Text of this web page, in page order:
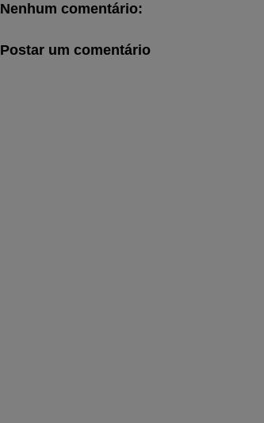
Nenhum comentário:
Postar um comentário